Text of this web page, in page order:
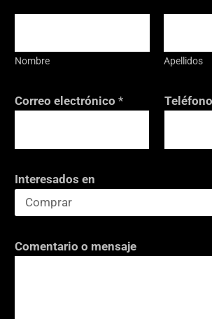
Nombre Apellidos
Correo electrónico * Teléfono
Interesados en
Comentario o mensaje